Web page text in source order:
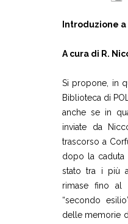
Introduzione
A cura di R.
Si propone, in
Biblioteca di
anche se in
inviate da
trascorso a
dopo la caduta
stato tra i più
rimase fino al
“secondo
delle memorie